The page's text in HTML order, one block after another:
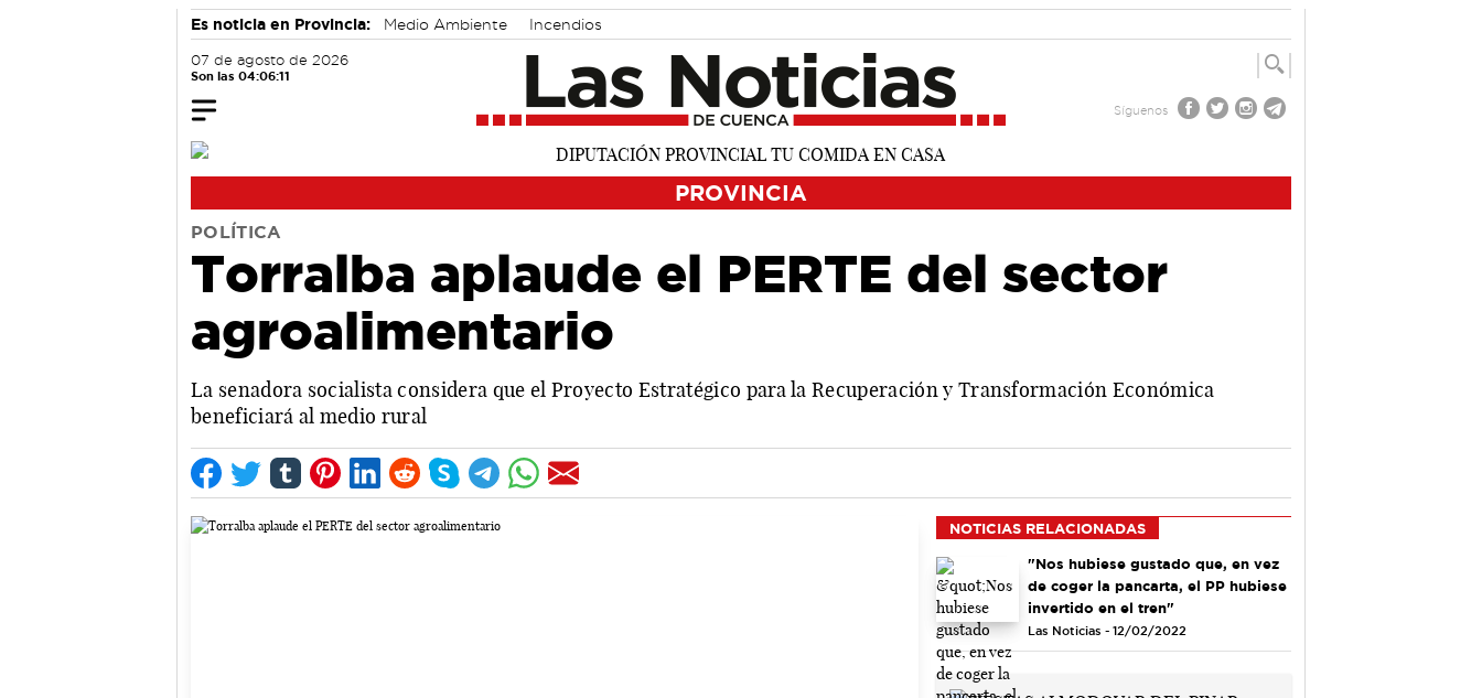
Es noticia en Provincia: Medio Ambiente Incendios
07 de agosto de 2026
Son las 04:06:12
Síguenos
PROVINCIA
POLÍTICA
Torralba aplaude el PERTE del sector
agroalimentario
La senadora socialista considera que el Proyecto Estratégico para la Recuperación y Transformación Económica
beneficiará al medio rural
NOTICIAS RELACIONADAS
"Nos hubiese gustado que, en vez
de coger la pancarta, el PP hubiese
invertido en el tren"
Las Noticias - 12/02/2022